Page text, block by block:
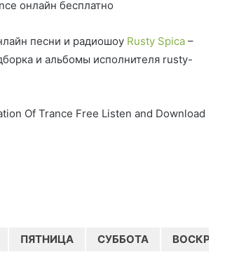
онлайн бесплатно
песни и радиошоу Rusty Spica –
и альбомы исполнителя rusty-
Of Trance Free Listen and Download
ПЯТНИЦА СУББОТА ВОСКРЕСЕНЬЕ